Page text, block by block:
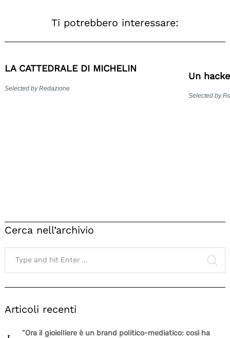
Ti potrebbero interessare:
LA CATTEDRALE DI MICHELIN
Selected by Redazione
Un
Selected by
Cerca nell’archivio
Search
for:
Articoli recenti
“Ora il gioielliere è un brand politico-mediatico: così ha